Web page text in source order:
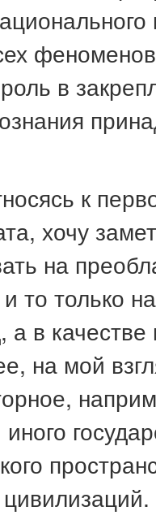
в
к
хочу
на
то только
а в
на мой